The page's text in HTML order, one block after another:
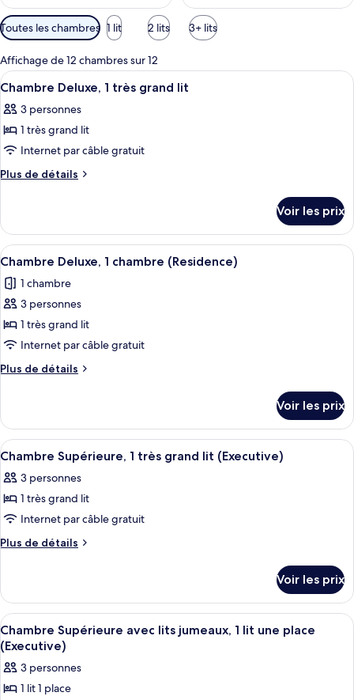
Filtres
disponibles
pour
les
chambres
Toutes les chambres 1 lit 2 lits 3+ lits
Affichage de 12 chambres sur 12
Afficher
toutes
les
photos
pour
ce
chambre :
Chambre
Deluxe,
très
grand
lit
Une chambre d’hôtel avec un grand
7
Chambre Deluxe, 1 très grand lit
3 personnes
1 très grand lit
Internet par câble gratuit
Plus de détails
Plus
le
type
de
Chambre
Deluxe,
très
grand
Voir les prix
Afficher
toutes
les
photos
pour
ce
type
de
Chambre
Deluxe,
1
chambre
(Residence)
Une chambre d’hôtel moderne
8
Chambre Deluxe, 1 chambre (Residence)
1 chambre
3 personnes
1 très grand lit
Internet par câble gratuit
Plus de détails
Plus
le
type
de
Chambre
Deluxe,
chambre
(Residence)
Voir les prix
Afficher
toutes
les
photos
pour
ce
chambre :
Chambre
Supérieure,
1
très
grand
Literie hypoallergénique, minibar,
7
Chambre Supérieure, 1 très grand lit (Executive)
3 personnes
1 très grand lit
Internet par câble gratuit
Plus de détails
Plus
le
type
de
chambre
Chambre
Supérieure,
Voir les prix
Afficher
toutes
les
photos
pour
Une chambre d’hôtel avec deux
6
Chambre Supérieure avec lits jumeaux, 1 lit une place
(Executive)
3 personnes
1 lit 1 place